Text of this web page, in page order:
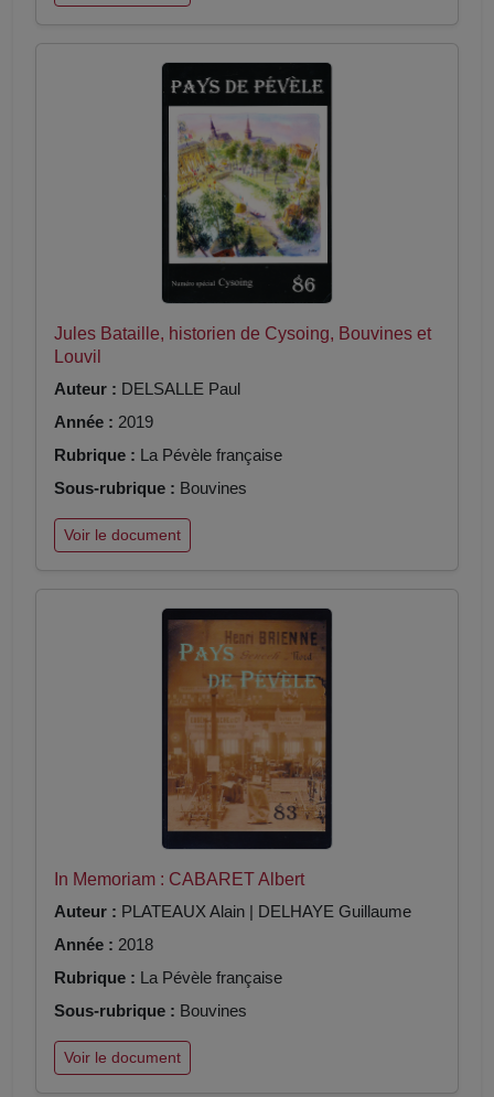
Jules Bataille, historien de Cysoing, Bouvines et
Louvil
Auteur : DELSALLE Paul
Année : 2019
Rubrique : La Pévèle française
Sous-rubrique : Bouvines
Voir le document
In Memoriam : CABARET Albert
Auteur : PLATEAUX Alain | DELHAYE Guillaume
Année : 2018
Rubrique : La Pévèle française
Sous-rubrique : Bouvines
Voir le document